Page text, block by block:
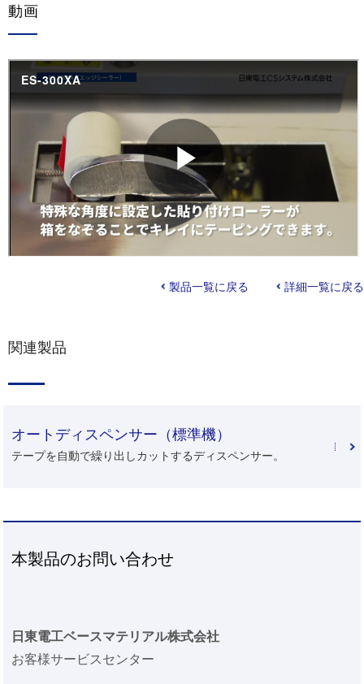
動画
製品一覧に戻る 詳細一覧に戻る
関連製品
オートディスペンサー（標準機）
テープを自動で繰り出しカットするディスペンサー。
本製品のお問い合わせ
日東電工ベースマテリアル株式会社
お客様サービスセンター